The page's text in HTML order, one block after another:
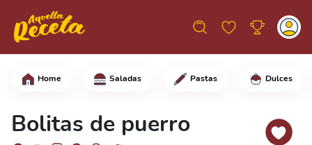
Home Saladas Pastas Dulces
Bolitas de puerro
Comienza cortando los tallos de